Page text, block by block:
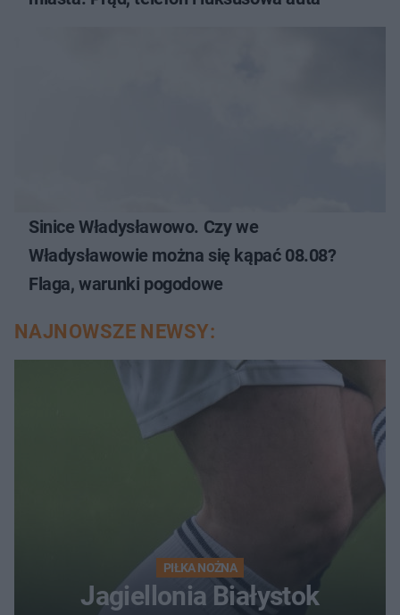
Sinice Władysławowo. Czy we
Władysławowie można się kąpać 08.08?
Flaga, warunki pogodowe
NAJNOWSZE NEWSY:
PIŁKA NOŻNA
Jagiellonia Białystok